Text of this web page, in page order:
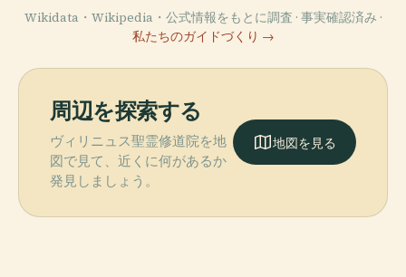
Wikidata・Wikipedia・公式情報をもとに調査 · 事実確認済み ·
私たちのガイドづくり →
周辺を探索する
ヴィリニュス聖霊修道院を地
図で見て、近くに何があるか
発見しましょう。
地図を見る